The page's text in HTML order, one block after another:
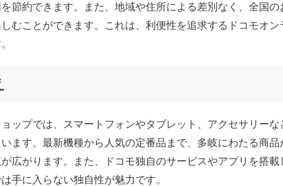
節約できます。また、地域や住所による差別なく、全国の
むことができます。これは、利便性を追求するドコモオン
ョップでは、スマートフォンやタブレット、アクセサリー
ます。最新機種から人気の定番品まで、多岐にわたる商品
広がります。また、ドコモ独自のサービスやアプリを搭載
手に入らない独自性が魅力です。